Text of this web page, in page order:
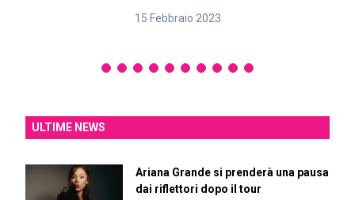
15 Febbraio 2023
ULTIME NEWS
Ariana Grande si prenderà una pausa
dai riflettori dopo il tour